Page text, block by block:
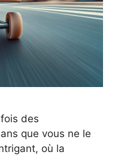
des
que vous ne le
où la